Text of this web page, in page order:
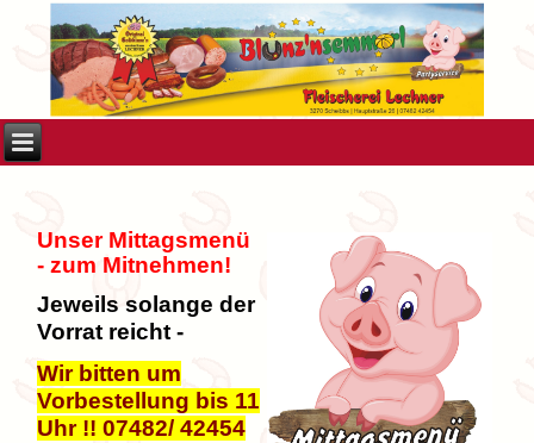
Unser Mittagsmenü
- zum Mitnehmen!
Jeweils solange der
Vorrat reicht -
Wir bitten um
Vorbestellung bis 11
Uhr !! 07482/ 42454